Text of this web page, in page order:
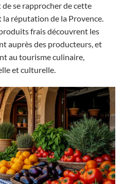
se rapprocher de cette
réputation de la Provence.
frais découvrent les
auprès des producteurs, et
au tourisme culinaire,
et culturelle.